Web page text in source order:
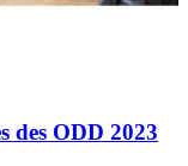
des ODD 2023